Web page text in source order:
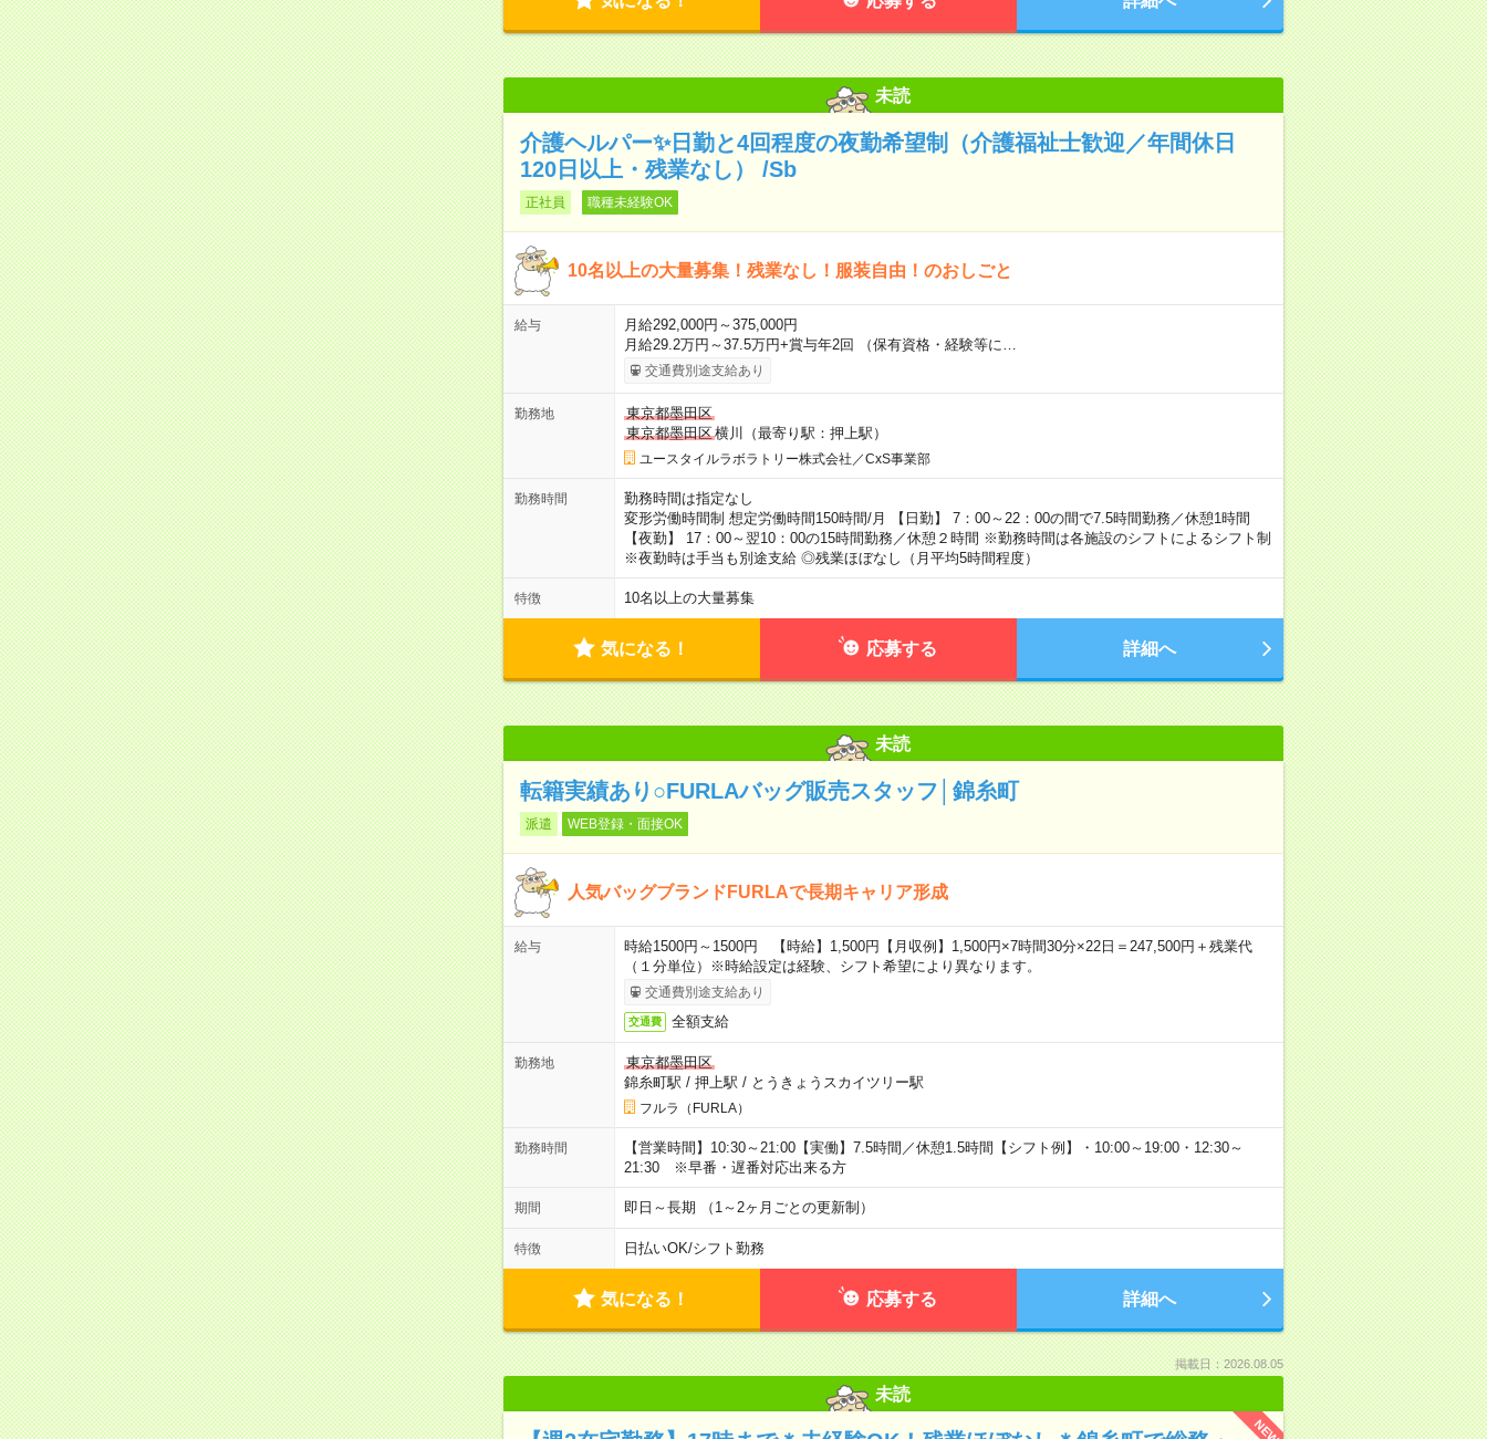
未読
介護ヘルパー✨日勤と4回程度の夜勤希望制（介護福祉士歓迎／年間休日
120日以上・残業なし） /Sb
正社員 職種未経験OK
10名以上の大量募集！残業なし！服装自由！のおしごと
給与
月給292,000円～375,000円
月給29.2万円～37.5万円+賞与年2回 （保有資格・経験等に…
交通費別途支給あり
勤務地
東京都墨田区
東京都墨田区横川（最寄り駅：押上駅）
ユースタイルラボラトリー株式会社／CxS事業部
勤務時間
勤務時間は指定なし
変形労働時間制 想定労働時間150時間/月 【日勤】 7：00～22：00の間で7.5時間勤務／休憩1時間
【夜勤】 17：00～翌10：00の15時間勤務／休憩２時間 ※勤務時間は各施設のシフトによるシフト制
※夜勤時は手当も別途支給 ◎残業ほぼなし（月平均5時間程度）
特徴 10名以上の大量募集
気になる！ 応募する 詳細へ
未読
転籍実績あり○FURLAバッグ販売スタッフ│錦糸町
派遣 WEB登録・面接OK
人気バッグブランドFURLAで長期キャリア形成
給与
時給1500円～1500円 【時給】1,500円【月収例】1,500円×7時間30分×22日＝247,500円＋残業代
（１分単位）※時給設定は経験、シフト希望により異なります。
交通費別途支給あり
交通費 全額支給
勤務地
東京都墨田区
錦糸町駅 / 押上駅 / とうきょうスカイツリー駅
フルラ（FURLA）
勤務時間
【営業時間】10:30～21:00【実働】7.5時間／休憩1.5時間【シフト例】・10:00～19:00・12:30～
21:30 ※早番・遅番対応出来る方
期間 即日～長期 （1～2ヶ月ごとの更新制）
特徴 日払いOK/シフト勤務
気になる！ 応募する 詳細へ
掲載日：2026.08.05
未読
NEW